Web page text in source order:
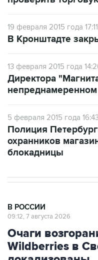
19 февраля 2015 года 17:11
13 февраля 2015 года 14:20
непреднамеренном
5 февраля 2015 года 16:43
охранников
блокадницы
Очаги
Wildberries в
локализованы